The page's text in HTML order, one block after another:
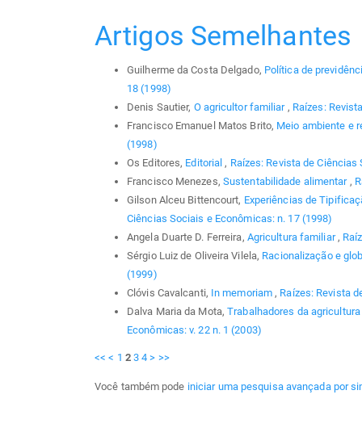
Artigos Semelhantes
Guilherme da Costa Delgado, Política de
18 (1998)
Denis Sautier, O agricultor familiar , Raízes:
Francisco Emanuel Matos Brito, Meio ambiente e
(1998)
Os Editores, Editorial , Raízes: Revista de
Francisco Menezes, Sustentabilidade alimentar ,
Gilson Alceu Bittencourt, Experiências de
Ciências Sociais e Econômicas: n. 17 (1998)
Angela Duarte D. Ferreira, Agricultura familiar ,
Sérgio Luiz de Oliveira Vilela, Racionalização e
(1999)
Clóvis Cavalcanti, In memoriam , Raízes: Revista
Dalva Maria da Mota,Trabalhadores da
Econômicas: v. 22 n. 1 (2003)
<< < 1 2 3 4 > >>
Você também pode iniciar uma pesquisa avançada por